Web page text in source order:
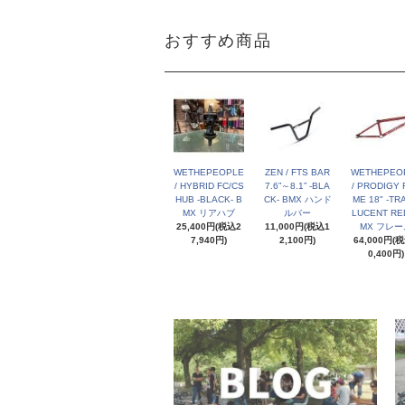
おすすめ商品
WETHEPEOPLE
/ HYBRID FC/CS
HUB -BLACK- B
MX リアハブ
25,400円(税込2
7,940円)
ZEN / FTS BAR
7.6”～8.1” -BLA
CK- BMX ハンド
ルバー
11,000円(税込1
2,100円)
/ PRODIGY
ME 18" -
LUCENT
MX フレー
64,000円(
0,400円)